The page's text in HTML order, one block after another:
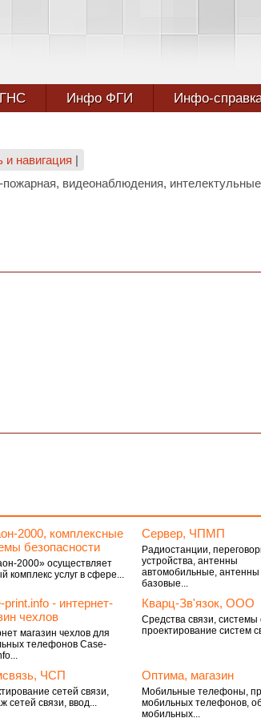
Инфо ФГИ Инфо-
навигация |
видеонаблюдения,
2000, комплексные
безопасности
2000» осуществляет
комплекс услуг в сфере...
Сервер, ЧПМП
Радиостанции,
устройства, антенны
автомобильные, антенны
базовые...
print.info - интернет-
чехлов
магазин чехлов для
телефонов Case-
Кварц-Зв'язок, ООО
Средства связи, системы
проектирование систем
ЧСП
сетей связи,
сетей связи, ввод...
Оптима, магазин
Мобильные телефоны,
мобильных телефонов,
мобильных...